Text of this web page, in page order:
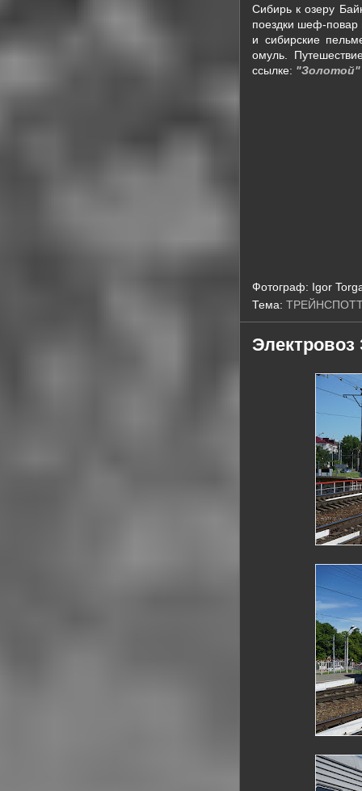
Сибирь к озеру
поездки шеф-повар
и сибирские
омуль.
ссылке: "Золотой"
Фотограф: Igor
Тема:
Электровоз